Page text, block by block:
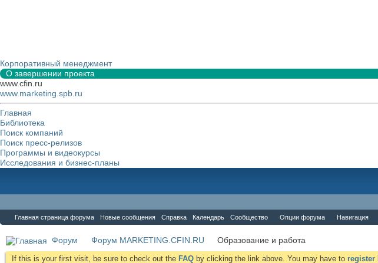
Корпоративный менеджмент
О завершении проекта
www.cfin.ru
www.marketing.spb.ru
Главная
Библиотека
Поиск компаний
Поиск пресс-релизов
Программы и видеокурсы
Исследования и бизнес-планы
Главная страница форума Новые сообщения Справка Календарь Сообщество Опции форума Навигация
Форум Форум MARKETING.CFIN.RU Образование и работа
If this is your first visit, be sure to check out the FAQ by clicking the link above. You may have to register